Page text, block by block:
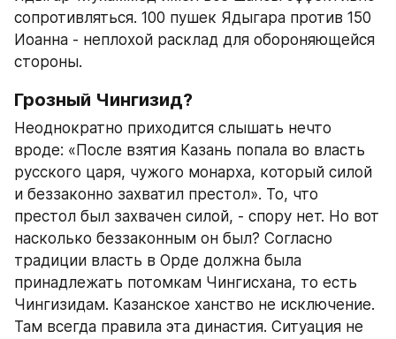
сопротивляться. 100 пушек Ядыгара против 150
Иоанна - неплохой расклад для обороняющейся
стороны.
Грозный Чингизид?
Неоднократно приходится слышать нечто
вроде: «После взятия Казань попала во власть
русского царя, чужого монарха, который силой
и беззаконно захватил престол». То, что
престол был захвачен силой, - спору нет. Но вот
насколько беззаконным он был? Согласно
традиции власть в Орде должна была
принадлежать потомкам Чингисхана, то есть
Чингизидам. Казанское ханство не исключение.
Там всегда правила эта династия. Ситуация не